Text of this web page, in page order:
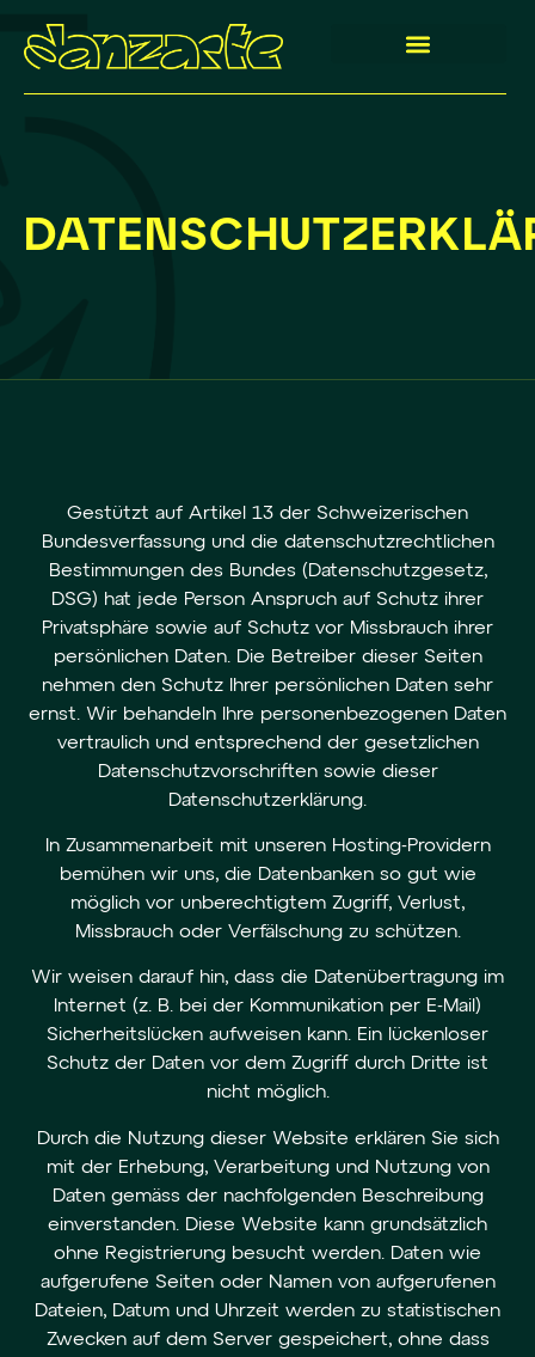
Gestützt auf Artikel 13 der Schweizerischen
Bundesverfassung und die datenschutzrechtlichen
Bestimmungen des Bundes (Datenschutzgesetz,
DSG) hat jede Person Anspruch auf Schutz ihrer
Privatsphäre sowie auf Schutz vor Missbrauch ihrer
persönlichen Daten. Die Betreiber dieser Seiten
nehmen den Schutz Ihrer persönlichen Daten sehr
ernst. Wir behandeln Ihre personenbezogenen Daten
vertraulich und entsprechend der gesetzlichen
Datenschutzvorschriften sowie dieser
Datenschutzerklärung.
In Zusammenarbeit mit unseren Hosting-Providern
bemühen wir uns, die Datenbanken so gut wie
möglich vor unberechtigtem Zugriff, Verlust,
Missbrauch oder Verfälschung zu schützen.
Wir weisen darauf hin, dass die Datenübertragung im
Internet (z. B. bei der Kommunikation per E-Mail)
Sicherheitslücken aufweisen kann. Ein lückenloser
Schutz der Daten vor dem Zugriff durch Dritte ist
nicht möglich.
Durch die Nutzung dieser Website erklären Sie sich
mit der Erhebung, Verarbeitung und Nutzung von
Daten gemäss der nachfolgenden Beschreibung
einverstanden. Diese Website kann grundsätzlich
ohne Registrierung besucht werden. Daten wie
aufgerufene Seiten oder Namen von aufgerufenen
Dateien, Datum und Uhrzeit werden zu statistischen
Zwecken auf dem Server gespeichert, ohne dass